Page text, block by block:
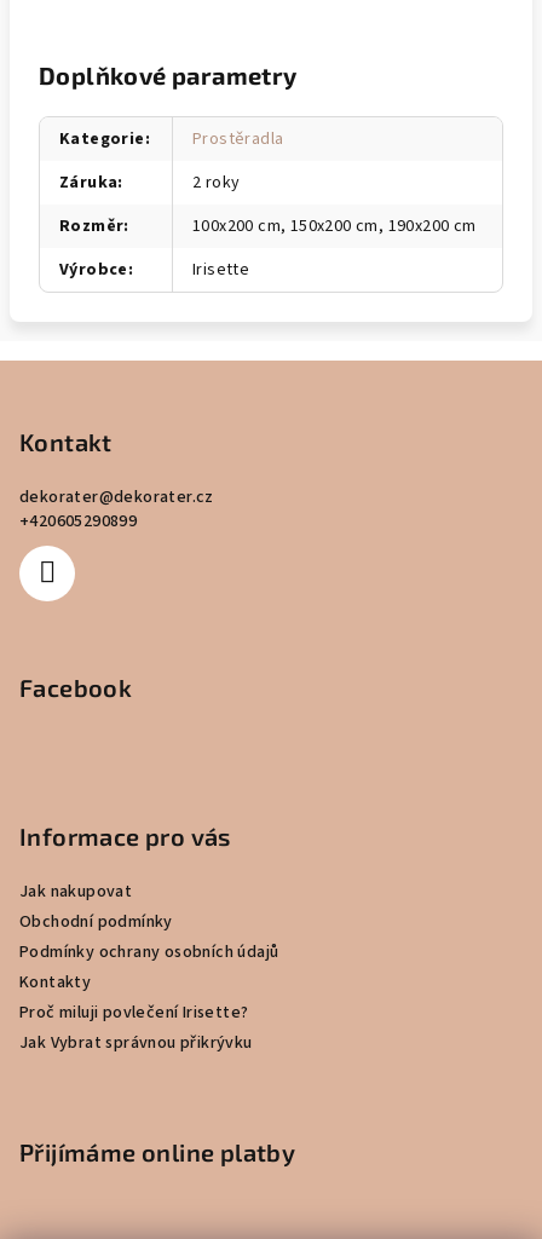
Doplňkové parametry
Kategorie:
Prostěradla
Záruka:
2 roky
Rozměr:
100x200 cm, 150x200 cm, 190x200 cm
Výrobce: Irisette
Kontakt
dekorater@dekorater.cz
+420605290899
Facebook
Informace pro vás
Jak nakupovat
Obchodní podmínky
Podmínky ochrany osobních údajů
Kontakty
Proč miluji povlečení Irisette?
Jak Vybrat správnou přikrývku
Přijímáme online platby